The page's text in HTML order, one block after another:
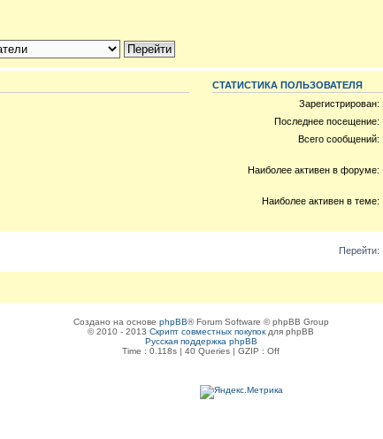
СТАТИСТИКА ПОЛЬЗОВАТЕЛЯ
Зарегистрирован:
Последнее посещение:
Всего сообщений:
Наиболее активен в форуме:
Наиболее активен в теме:
Перейти:
Создано на основе phpBB® Forum Software © phpBB Group
© 2010 - 2013 Скрипт совместных покупок для phpBB
Русская поддержка phpBB
Time : 0.118s | 40 Queries | GZIP : Off